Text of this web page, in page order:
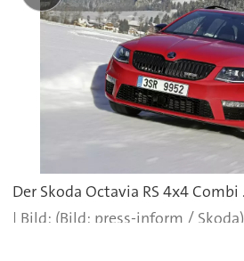
(Bild: press-inform / Skoda)